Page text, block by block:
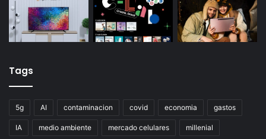
Tags
5g AI contaminacion covid economia gastos
IA medio ambiente mercado celulares millenial